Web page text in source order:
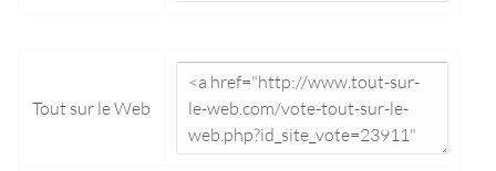
Tout sur le Web